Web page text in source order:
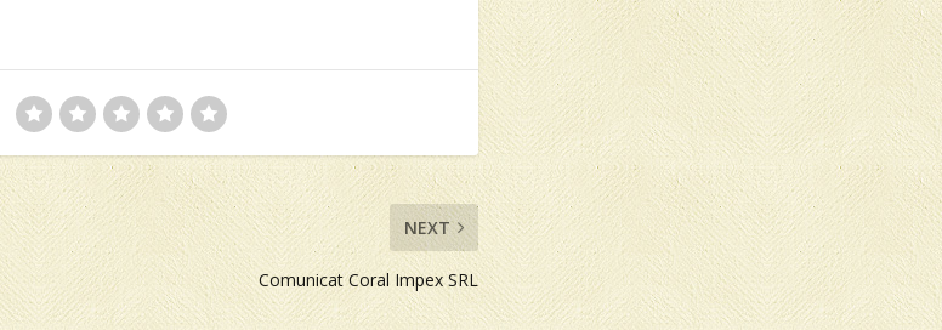
NEXT
Comunicat Coral Impex SRL